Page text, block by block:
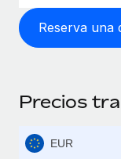
Reserva una
Precios
EUR